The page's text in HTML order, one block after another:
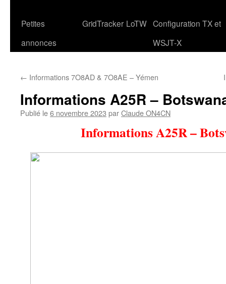
Petites
annonces
GridTracker LoTW Configuration TX et
WSJT-X
← Informations 7O8AD & 7O8AE – Yémen
Informations A25R –
Publié le6 novembre 2023 parClaude ON4CN
Informations A25R –